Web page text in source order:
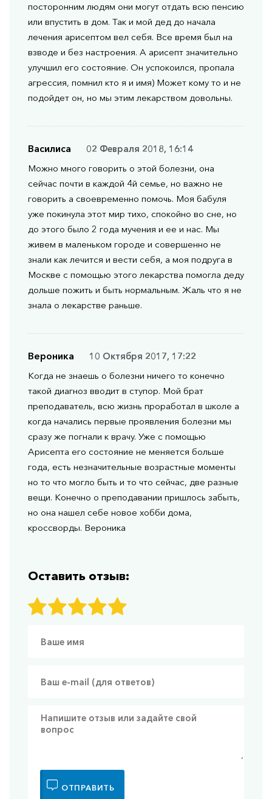
посторонним людям они могут отдать всю пенсию
или впустить в дом. Так и мой дед до начала
лечения арисептом вел себя. Все время был на
взводе и без настроения. А арисепт значительно
улучшил его состояние. Он успокоился, пропала
агрессия, помнил кто я и имя) Может кому то и не
подойдет он, но мы этим лекарством довольны.
Василиса
02 Февраля 2018, 16:14
Можно много говорить о этой болезни, она
сейчас почти в каждой 4й семье, но важно не
говорить а своевременно помочь. Моя бабуля
уже покинула этот мир тихо, спокойно во сне, но
до этого было 2 года мучения и ее и нас. Мы
живем в маленьком городе и совершенно не
знали как лечится и вести себя, а моя подруга в
Москве с помощью этого лекарства помогла деду
дольше пожить и быть нормальным. Жаль что я не
знала о лекарстве раньше.
Вероника
10 Октября 2017, 17:22
Когда не знаешь о болезни ничего то конечно
такой диагноз вводит в ступор. Мой брат
преподаватель, всю жизнь проработал в школе а
когда начались первые проявления болезни мы
сразу же погнали к врачу. Уже с помощью
Арисепта его состояние не меняется больше
года, есть незначительные возрастные моменты
но то что могло быть и то что сейчас, две разные
вещи. Конечно о преподавании пришлось забыть,
но она нашел себе новое хобби дома,
кроссворды. Вероника
Оставить отзыв:
ОТПРАВИТЬ